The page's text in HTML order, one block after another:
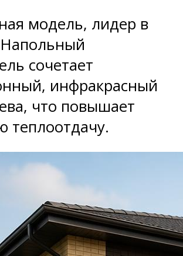
модель, лидер в
сочетает
инфракрасный
что повышает
теплоотдачу.